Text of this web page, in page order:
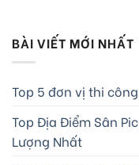
BÀI VIẾT MỚI NHẤT
Top 5 đơn vị thi
Top Địa Điểm Sân
Lượng Nhất